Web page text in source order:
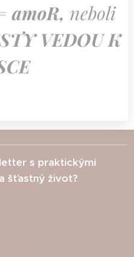
amoR, neboli
VEDOU K
s praktickými
šťastný život?